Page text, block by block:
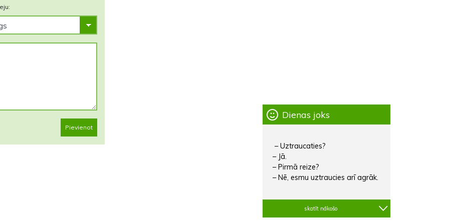
Pievienot
Dienas joks
– Uztraucaties?
– Jā.
– Pirmā reize?
– Nē, esmu uztraucies arī agrāk.
skatīt nākošo